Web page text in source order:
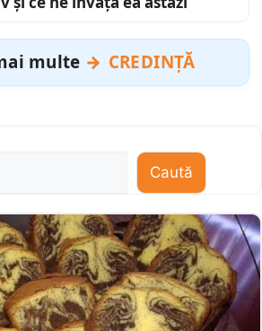
multe CREDINȚĂ
Caută